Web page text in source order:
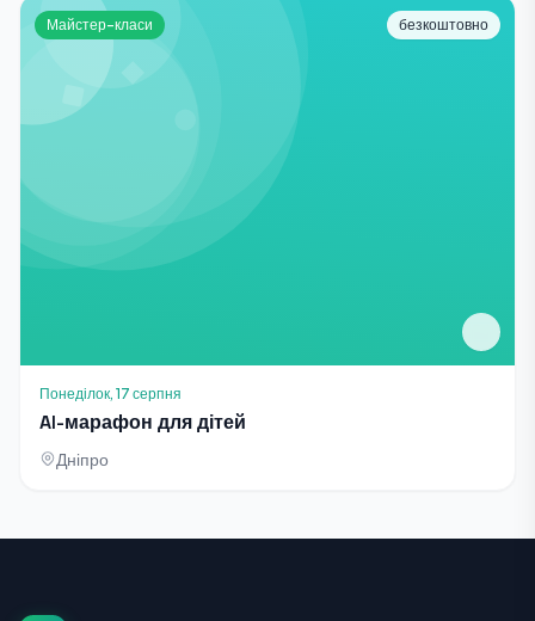
Майстер-класи безкоштовно
Понеділок, 17 серпня
AI-марафон для дітей
Дніпро